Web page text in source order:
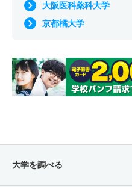
大阪医科薬科大学
京都橘大学
大学を調べる